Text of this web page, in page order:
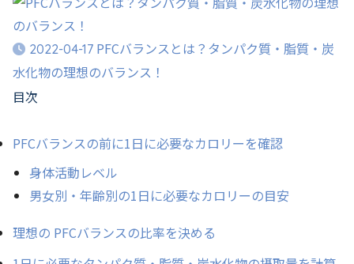
2022-04-17 PFCバランスとは？タンパク質・脂質・炭
水化物の理想のバランス！
目次
PFCバランスの前に1日に必要なカロリーを確認
身体活動レベル
男女別・年齢別の1日に必要なカロリーの目安
理想の PFCバランスの比率を決める